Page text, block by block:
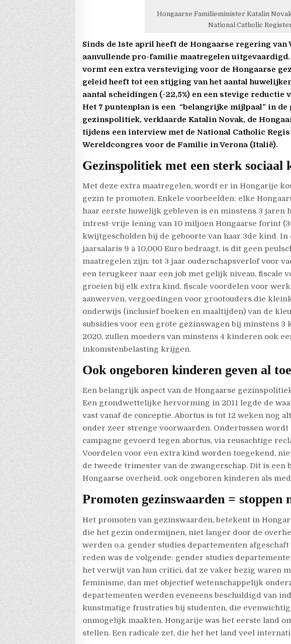
Hongaarse Familieminister Katalin
National Catholic
Sinds de 1ste april heeft de Hongaarse regering van
aanvullende pro-familie maatregelen
vormt een extra versteviging voor de Hongaarse
geleid heeft tot een stijging van het aantal
aantal scheidingen (-22,5%) en een stevige reductie
Het 7 puntenplan is een “belangrijke mijlpaal” in de
gezinspolitiek, verklaarde Katalin Novak, de
tijdens een interview met de National Catholic
Wereldcongres voor de Familie in Verona (Italië).
Gezinspolitiek met een sterk sociaal
Met deze extra maatregelen, wordt er in Hongarije
gezin te promoten. Enkele voorbeelden: elke
haar eerste huwelijk gebleven is en minstens 3 jaren
intrest-vrije lening van 10 miljoen Hongaarse forint
kwijtgescholden bij de geboorte van haar 3de kind. In
jaarsalaris 9 à 10,000 Euro bedraagt, is dit geen
maatregelen zijn: tot 3 jaar ouderschapsverlof voor
een terugkeer naar een job met gelijk niveau, fiscale
groeien bij elk extra kind, fiscale voordelen voor
aanwerven, vergoedingen voor grootouders die
onderwijs (inclusief boeken en maaltijden) van de
subsidies voor een grote gezinswagen bij minstens 3
2020, zullen moeders van minstens 4 kinderen ook
inkomstenbelasting krijgen.
Ook ongeboren kinderen geven al
Een belangrijk aspect van de Hongaarse
Een grondwettelijke hervorming in 2011 legde de
vast vanaf de conceptie. Abortus is tot 12 weken nog
onder zeer strenge voorwaarden. Ondertussen
campagne gevoerd tegen abortus, via reusachtige
Voordelen voor een extra kind worden toegekend,
de tweede trimester van de zwangerschap. Dit is een
Hongaarse overheid, ook ongeboren kinderen als
Promoten gezinswaarden = stoppen
Het promoten van gezinswaarden, betekent in
die het gezin ondermijnen, niet langer door de
werden o.a. gender studies departementen
reden was de volgende: gender studies
het verwijt van hun critici, dat ze vaker bezig waren
feminisme, dan met objectief wetenschappelijk
departementen werden eveneens beschuldigd van
kunstmatige frustraties bij studenten, die
onmogelijk maakten. Hongarije was het eerste land
stellen. Een radicale zet, die het het land veel